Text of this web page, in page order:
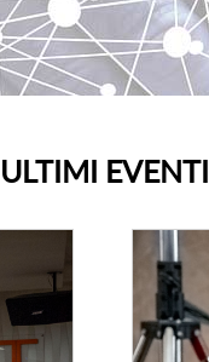
ULTIMI EVENTI